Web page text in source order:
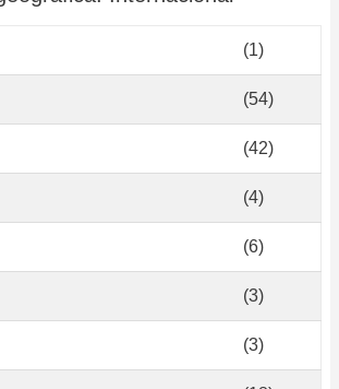
(1)
(54)
(42)
(4)
(6)
(3)
(3)